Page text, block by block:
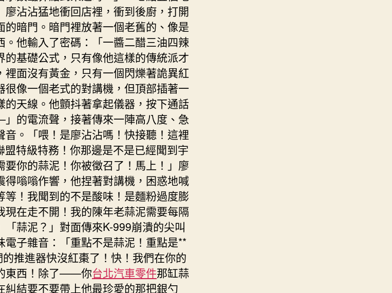
沾沾猛地衝回店裡，衝到後廚，打開
的暗門。暗門裡放著一個老舊的、像是
。他輸入了密碼：「一醬二醋三油四辣
的基礎公式，只有像他這樣的傳統派才
裡面沒有黃金，只有一個閃爍著詭異紅
很像一個老式的對講機，但頂部插著一
的天線。他顫抖著拿起儀器，按下通話
的電流聲，接著傳來一陣高八度、急
音。「喂！是廖沾沾嗎！快接聽！這裡
特級特務！你那邊是不是已經聞到宇
要你的蒜泥！你被徵召了！馬上！」廖
得嗡嗡作響，他捏著對講機，困惑地喊
等！我聞到的不是酸味！是麵粉過度膨
現在走不開！我的陳年老蒜泥需要每隔
「蒜泥？」對面傳來K-999崩潰的尖叫
電子雜音：「重點不是蒜泥！重點是**
推進器快沒紅棗了！快！我們在你的
東西！除了——你台北汽車零件那缸蒜
糾結要不要帶上他最珍愛的那把銀勺